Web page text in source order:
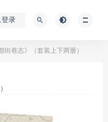
登录
街巷志》（套装上下两册）